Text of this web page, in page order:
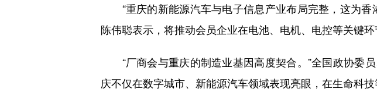
“重庆的新能源汽车与电子信息产业布局完整，这为香
陈伟聪表示，将推动会员企业在电池、电机、电控等关键环
“厂商会与重庆的制造业基因高度契合。”全国政协委
庆不仅在数字城市、新能源汽车领域表现亮眼，在生命科技